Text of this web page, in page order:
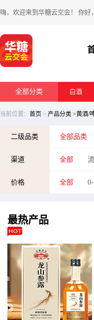
嗨，欢迎来到华糖云交会！ 你好
全部分类 白酒
当前位置： 首页 > 产品分类 >黄酒/
二级品类 全部品类
渠道 全部
价格 全部
最热产品